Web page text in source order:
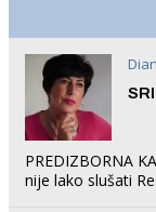
PREDIZBORNA
nije lako slušati